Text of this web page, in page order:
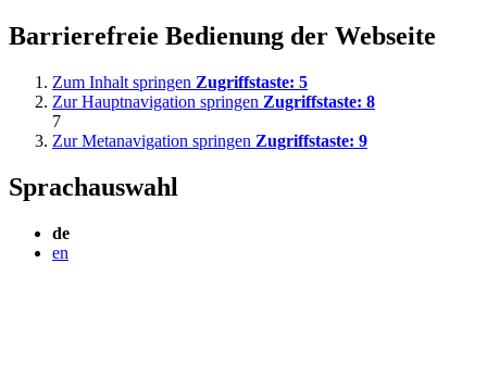
Barrierefreie Bedienung der Webseite
Zum Inhalt springen Zugriffstaste: 5
Zur Hauptnavigation springen Zugriffstaste: 8
7
Zur Metanavigation springen Zugriffstaste: 9
Sprachauswahl
de
en